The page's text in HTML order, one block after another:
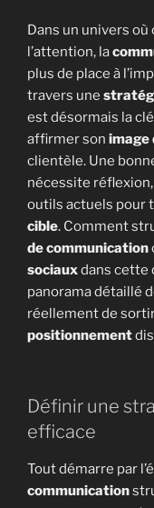
Dans un univers
l’attention, la
plus de place à
travers une
est désormais la
affirmer son image
clientèle. Une
nécessite
outils actuels pour
cible. Comment
de communication
sociauxdans cette
panorama détaillé
réellement de
positionnement
Définir une
efficace
Tout démarre par
communication